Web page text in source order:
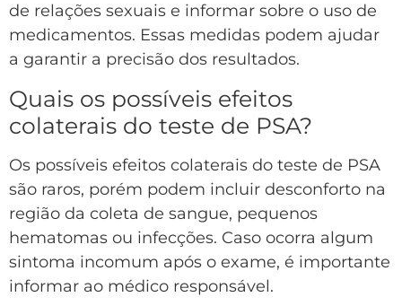
de relações sexuais e informar sobre o uso de
medicamentos. Essas medidas podem ajudar
a garantir a precisão dos resultados.
Quais os possíveis efeitos
colaterais do teste de PSA?
Os possíveis efeitos colaterais do teste de PSA
são raros, porém podem incluir desconforto na
região da coleta de sangue, pequenos
hematomas ou infecções. Caso ocorra algum
sintoma incomum após o exame, é importante
informar ao médico responsável.